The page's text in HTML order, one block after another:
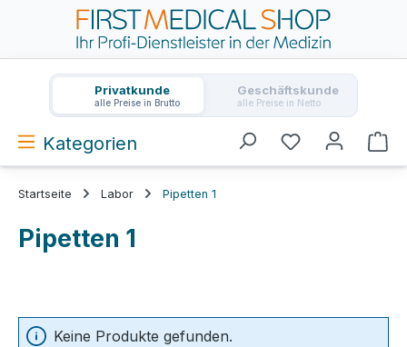
Zum Hauptinhalt springen
Privatkunde
alle Preise in Brutto
Geschäftskunde
alle Preise in Netto
Kategorien
Startseite Labor Pipetten 1
Pipetten 1
Keine Produkte gefunden.